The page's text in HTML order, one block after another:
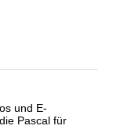
und E-
Pascal für